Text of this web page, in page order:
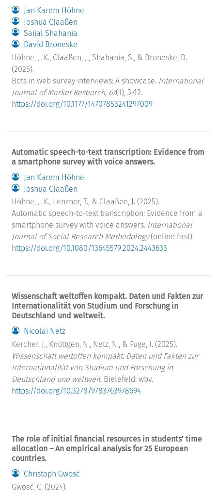
Jan Karem Höhne
Joshua Claaßen
Saijal Shahania
David Broneske
Höhne, J. K., Claaßen, J., Shahania, S., & Broneske, D.
(2025).
Bots in web survey interviews: A showcase. International
Journal of Market Research, 67(1), 3-12.
https://doi.org/10.1177/14707853241297009
Automatic speech-to-text transcription: Evidence from
a smartphone survey with voice answers.
Jan Karem Höhne
Joshua Claaßen
Höhne, J. K., Lenzner, T., & Claaßen, J. (2025).
Automatic speech-to-text transcription: Evidence from a
smartphone survey with voice answers. International
Journal of Social Research Methodology(online first).
https://doi.org/10.1080/13645579.2024.2443633
Wissenschaft weltoffen kompakt. Daten und Fakten zur
Internationalität von Studium und Forschung in
Deutschland und weltweit.
Nicolai Netz
Kercher, J., Knüttgen, N., Netz, N., & Fuge, I. (2025).
Wissenschaft weltoffen kompakt. Daten und Fakten zur
Internationalität von Studium und Forschung in
Deutschland und weltweit. Bielefeld: wbv.
https://doi.org/10.3278/9783763978694
The role of initial financial resources in students’ time
allocation – An empirical analysis for 25 European
countries.
Christoph Gwosć
Gwosć, C. (2024).